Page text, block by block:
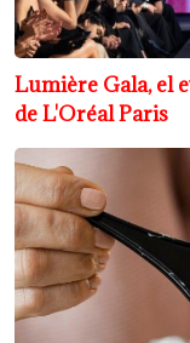
Lumière Gala, el
de L'Oréal Paris